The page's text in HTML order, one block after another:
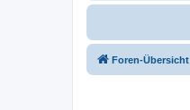
Foren-Übersicht